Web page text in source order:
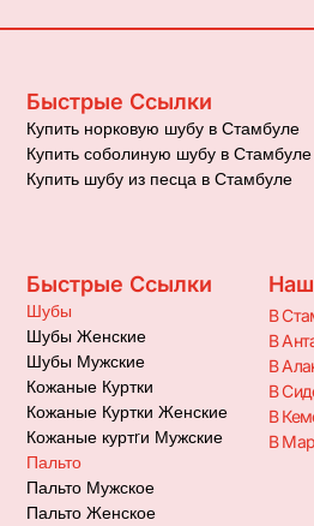
Быстрые Ссылки
Купить норковую шубу в Стамбуле
Купить соболиную шубу в Стамбуле
Купить шубу из песца в Стамбуле
Быстрые Ссылки
Шубы
Шубы Женские
Шубы Мужские
Кожаные Куртки
Кожаные Куртки Женские
Кожаные куртrи Мужские
Пальто
Пальто Мужское
Пальто Женское
В
В
В
В
В
В